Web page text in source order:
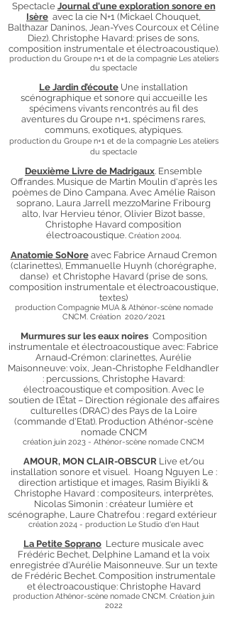
Spectacle Journal d'une exploration sonore en
Isère avec la cie N+1 (Mickael Chouquet,
Balthazar Daninos, Jean-Yves Courcoux et Céline
Diez). Christophe Havard: prises de sons,
composition instrumentale et électroacoustique).
production du Groupe n+1 et de la compagnie Les ateliers
du spectacle
Le Jardin d’écoute Une installation
scénographique et sonore qui accueille les
spécimens vivants rencontrés au fil des
aventures du Groupe n+1, spécimens rares,
communs, exotiques, atypiques.
production du Groupe n+1 et de la compagnie Les ateliers
du spectacle
Deuxième Livre de Madrigaux. Ensemble
Offrandes. Musique de Martin Moulin d'après les
poèmes de Dino Campana. Avec Amélie Raison
soprano, Laura Jarrell mezzoMarine Fribourg
alto, Ivar Hervieu ténor, Olivier Bizot basse,
Christophe Havard composition
électroacoustique. Création 2004.
Anatomie SoNoreavec Fabrice Arnaud Cremon
(clarinettes), Emmanuelle Huynh (chorégraphe,
danse) et Christophe Havard (prise de sons,
composition instrumentale et électroacoustique,
textes)
production Compagnie MUA & Athénor-scène nomade
CNCM. Création 2020/2021
Murmures sur les eaux noiresComposition
instrumentale et électroacoustique avec: Fabrice
Arnaud-Crémon: clarinettes, Aurélie
Maisonneuve: voix, Jean-Christophe Feldhandler
: percussions, Christophe Havard:
électroacoustique et composition. Avec le
soutien de l’État – Direction régionale des affaires
culturelles (DRAC) des Pays de la Loire
(commande d'Etat).Production Athénor-scène
nomade CNCM
création juin 2023 - Athénor-scène nomade CNCM
AMOUR, MON CLAIR-OBSCURLive et/ou
installation sonore et visuel. Hoang Nguyen Le :
direction artistique et images, Rasim Biyikli &
Christophe Havard : compositeurs, interprètes,
Nicolas Simonin : créateur lumière et
scénographe, Laure Chatrefou : regard extérieur
création 2024 - production Le Studio d'en Haut
La Petite Soprano Lecture musicale avec
Frédéric Bechet, Delphine Lamand et la voix
enregistrée d'Aurélie Maisonneuve. Sur un texte
de Frédéric Bechet. Composition instrumentale
et électroacoustique: Christophe Havard
production Athénor-scène nomade CNCM. Création juin
2022